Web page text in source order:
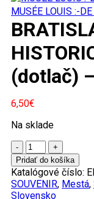
MUSÉE LOUIS :-
(dotlač)
6,50€
Na sklade
množstvo
BRATISLAVA
2025-
5
–
Pridať do košíka
Katalógové číslo:
SOUVENIR, Mestá,
Slovensko